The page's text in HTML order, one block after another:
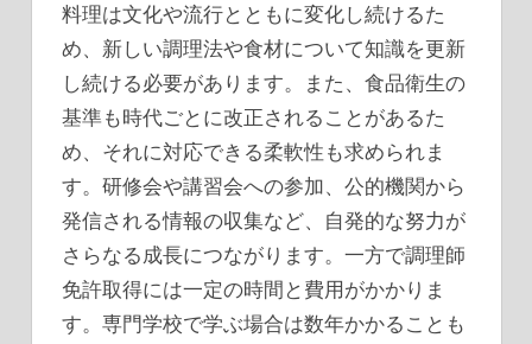
料理は文化や流行とともに変化し続けるた
め、新しい調理法や食材について知識を更新
し続ける必要があります。また、食品衛生の
基準も時代ごとに改正されることがあるた
め、それに対応できる柔軟性も求められま
す。研修会や講習会への参加、公的機関から
発信される情報の収集など、自発的な努力が
さらなる成長につながります。一方で調理師
免許取得には一定の時間と費用がかかりま
す。専門学校で学ぶ場合は数年かかることも